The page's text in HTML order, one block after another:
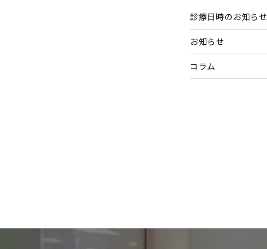
診療日時のお知らせ
お知らせ
コラム